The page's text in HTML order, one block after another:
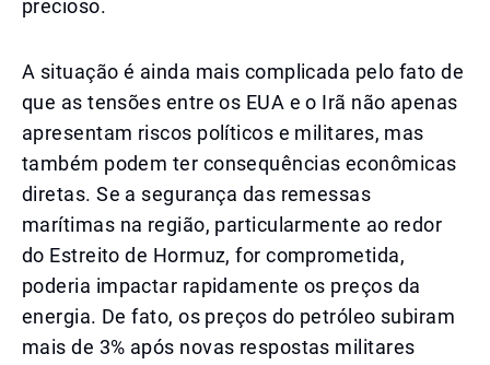
precioso.
A situação é ainda mais complicada pelo fato de
que as tensões entre os EUA e o Irã não apenas
apresentam riscos políticos e militares, mas
também podem ter consequências econômicas
diretas. Se a segurança das remessas
marítimas na região, particularmente ao redor
do Estreito de Hormuz, for comprometida,
poderia impactar rapidamente os preços da
energia. De fato, os preços do petróleo subiram
mais de 3% após novas respostas militares